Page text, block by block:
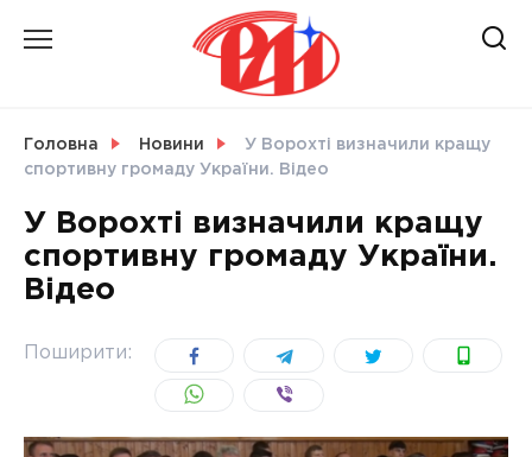
Головна Новини
У Ворохті визначили кращу
спортивну громаду України. Відео
У Ворохті визначили кращу
спортивну громаду України.
Відео
Поширити: